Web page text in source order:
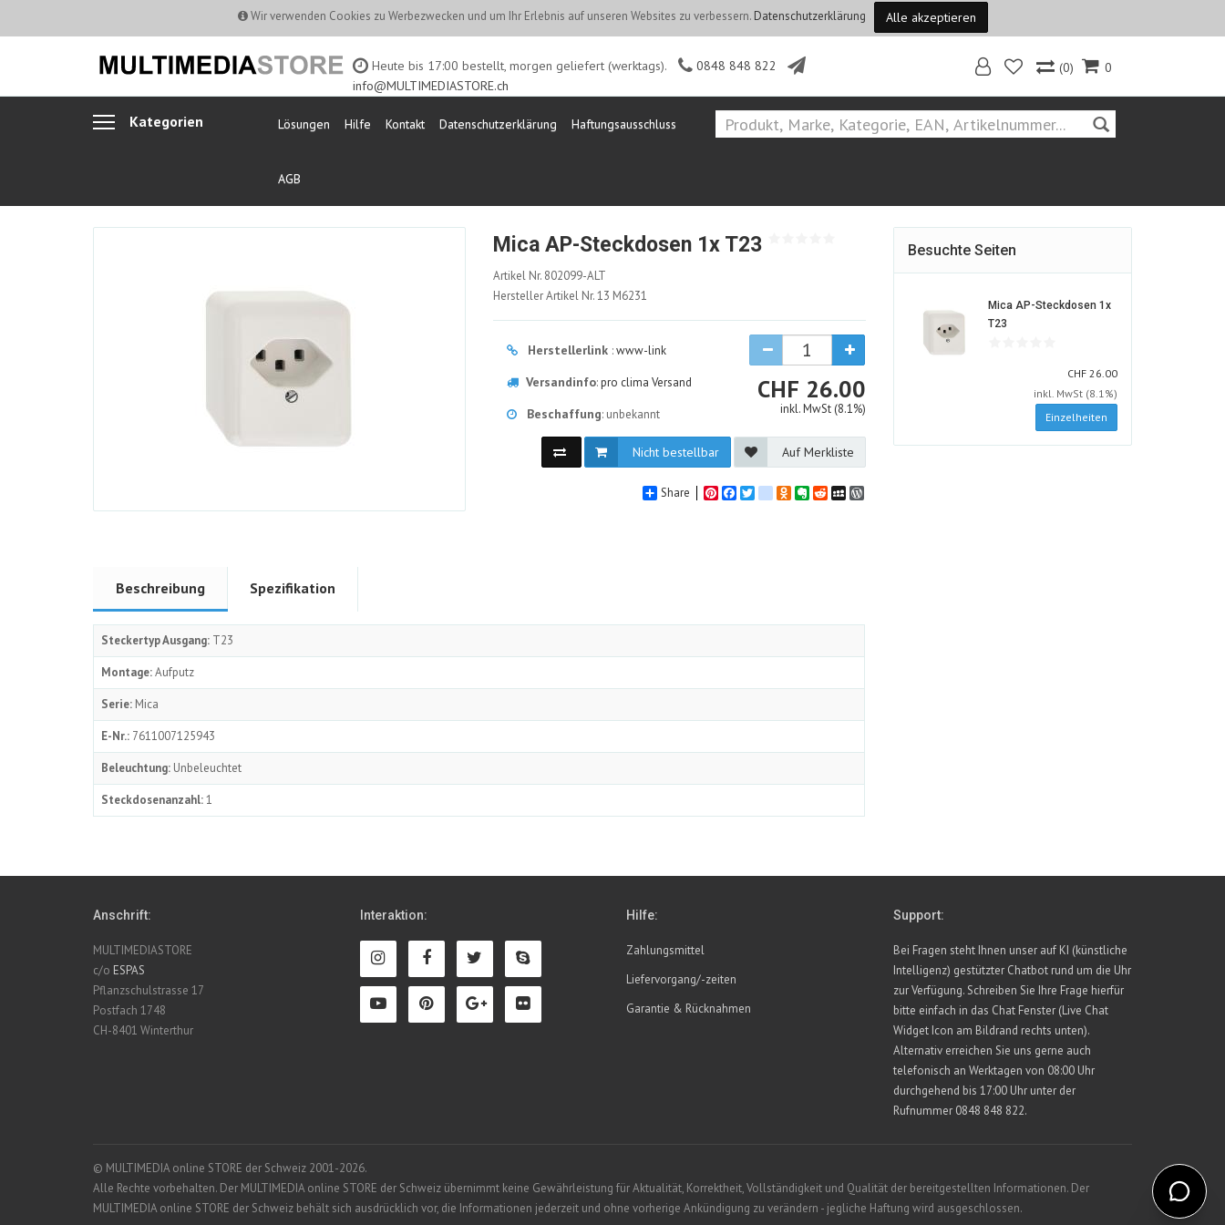
Wir verwenden Cookies zu Werbezwecken und um Ihr Erlebnis auf unseren Websites zu verbessern. Datenschutzerklärung Alle akzeptieren
Heute bis 17:00 bestellt, morgen geliefert (werktags).
0848 848 822
info@MULTIMEDIASTORE.ch
0
(0)
Kategorien Lösungen Hilfe Kontakt Datenschutzerklärung Haftungsausschluss
AGB
Mica AP-Steckdosen 1x T23
802099-
ALT
Artikel Nr. 802099-ALT
Hersteller Artikel Nr.13 M6231
Herstellerlink :www-link
Versandinfo:pro clima Versand
Beschaffung: unbekannt
CHF CHF
26.00
inkl. MwSt (8.1%)
Nicht bestellbar Auf Merkliste
Share PinterestFacebook
Twittergoogle_bookmarks
Odnoklassniki
Evernote
RedditMySpaceWordPress
Beschreibung Spezifikation
Steckertyp Ausgang: T23
Montage:Aufputz
Serie: Mica
E-Nr.: 7611007125943
Beleuchtung: Unbeleuchtet
Steckdosenanzahl:1
Besuchte Seiten
Mica AP-Steckdosen 1x
T23802099-
CHF CHF
26.00
inkl. MwSt (8.1%)
Einzelheiten
Anschrift:
MULTIMEDIASTORE
c/o ESPAS
Pflanzschulstrasse 17
Postfach 1748
CH-8401 Winterthur
Interaktion: Hilfe:
Zahlungsmittel
Liefervorgang/-zeiten
Garantie & Rücknahmen
Support:
Bei Fragen steht Ihnen unser auf KI (künstliche
Intelligenz) gestützter Chatbot rund um die Uhr
zur Verfügung. Schreiben Sie Ihre Frage hierfür
bitte einfach in das Chat Fenster (Live Chat
Widget Icon am Bildrand rechts unten).
Alternativ erreichen Sie uns gerne auch
telefonisch an Werktagen von 08:00 Uhr
durchgehend bis 17:00 Uhr unter der
Rufnummer 0848 848 822.
© MULTIMEDIA online STORE der Schweiz 2001-2026.
Alle Rechte vorbehalten. Der MULTIMEDIA online STORE der Schweiz übernimmt keine Gewährleistung für Aktualität, Korrektheit, Vollständigkeit und Qualität der bereitgestellten Informationen. Der
MULTIMEDIA online STORE der Schweiz behält sich ausdrücklich vor, die Informationen jederzeit und ohne vorherige Ankündigung zu verändern - jegliche Haftung wird ausgeschlossen.